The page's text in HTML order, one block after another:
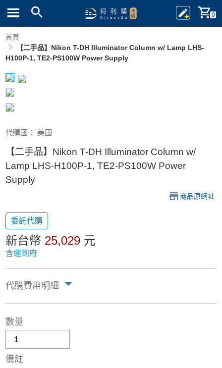
0
首頁
【二手品】Nikon T-DH Illuminator Column w/ Lamp LHS-
H100P-1, TE2-PS100W Power Supply
代購國： 美國
【二手品】Nikon T-DH Illuminator Column w/
Lamp LHS-H100P-1, TE2-PS100W Power
Supply
商品原網址
委託代購
新台幣 25,029 元
含運到府
代購費用明細
數量
備註